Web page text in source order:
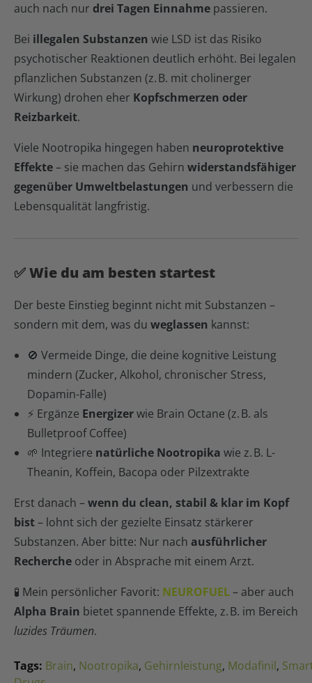
auch nach nur drei Tagen Einnahme passieren.
Bei illegalen Substanzen wie LSD ist das Risiko
psychotischer Reaktionen deutlich erhöht. Bei legalen
pflanzlichen Substanzen (z. B. mit cholinerger
Wirkung) drohen eher Kopfschmerzen oder
Reizbarkeit.
Viele Nootropika hingegen haben neuroprotektive
Effekte– sie machen das Gehirn widerstandsfähiger
gegenüber Umweltbelastungen und verbessern die
Lebensqualität langfristig.
✅ Wie du am besten startest
Der beste Einstieg beginnt nicht mit Substanzen –
sondern mit dem, was du weglassen kannst:
🚫 Vermeide Dinge, die deine kognitive Leistung
mindern (Zucker, Alkohol, chronischer Stress,
Dopamin-Falle)
⚡️ Ergänze Energizerwie Brain Octane (z. B. als
Bulletproof Coffee)
🌱 Integriere natürliche Nootropika wie z. B. L-
Theanin, Koffein, Bacopa oder Pilzextrakte
Erst danach –wenn du clean, stabil & klar im Kopf
bist– lohnt sich der gezielte Einsatz stärkerer
Substanzen. Aber bitte: Nur nach ausführlicher
Recherche oder in Absprache mit einem Arzt.
🧪 Mein persönlicher Favorit: NEUROFUEL– aber auch
Alpha Brain bietet spannende Effekte, z. B. im Bereich
luzides Träumen.
Tags: Brain, Nootropika, Gehirnleistung, Modafinil,